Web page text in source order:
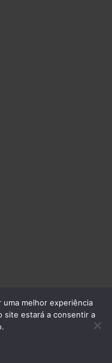
e Electricidade, SA. -
melhor experiência
site estará a consentir a